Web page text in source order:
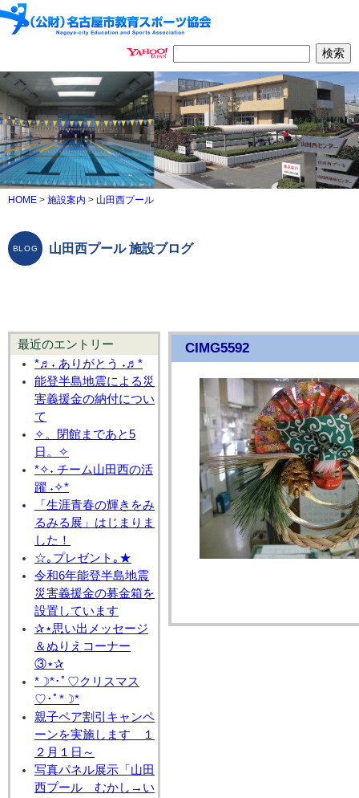
HOME > 施設案内 > 山田西プール
山田西プール 施設ブログ
最近のエントリー
*♬˖ ありがとう ˖♬*
能登半島地震による災
害義援金の納付につい
て
✧。閉館まであと5
日。✧
*✧˖ チーム山田西の活
躍 ˖✧*
「生涯青春の輝きをみ
るみる展」はじまりま
した！
☆｡プレゼント｡★
令和6年能登半島地震
災害義援金の募金箱を
設置しています
✰⋆思い出メッセージ
＆ぬりえコーナー
③⋆✰
*☽*･ﾟ♡クリスマス
♡･ﾟ*☽*
親子ペア割引キャンペ
ーンを実施します １
２月１日～
写真パネル展示「山田
西プール むかし→い
CIMG5592